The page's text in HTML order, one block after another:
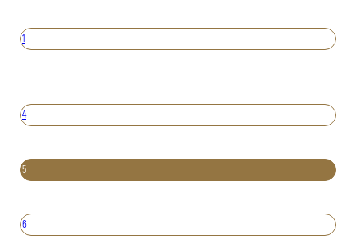
1
4
5
6